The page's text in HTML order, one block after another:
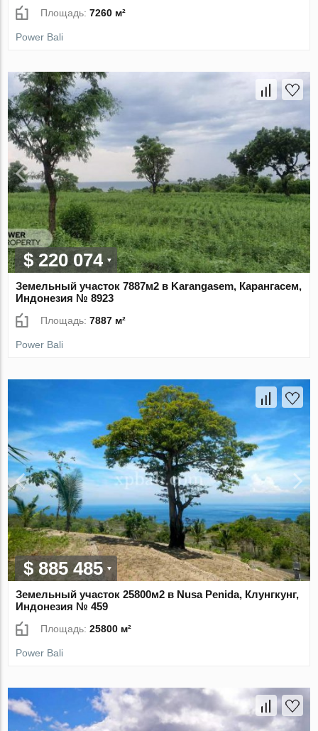
Площадь:7260 м²
Power Bali
$ 220 074
Земельный участок 7887м2 в Karangasem, Карангасем,
Индонезия № 8923
Площадь:7887 м²
Power Bali
$ 885 485
Земельный участок 25800м2 в Nusa Penida, Клунгкунг,
Индонезия № 459
Площадь:25800 м²
Power Bali